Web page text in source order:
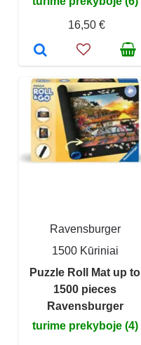
16,50 €
Ravensburger
1500 Kūriniai
Puzzle Roll Mat up to
1500 pieces
Ravensburger
turime prekyboje (4)